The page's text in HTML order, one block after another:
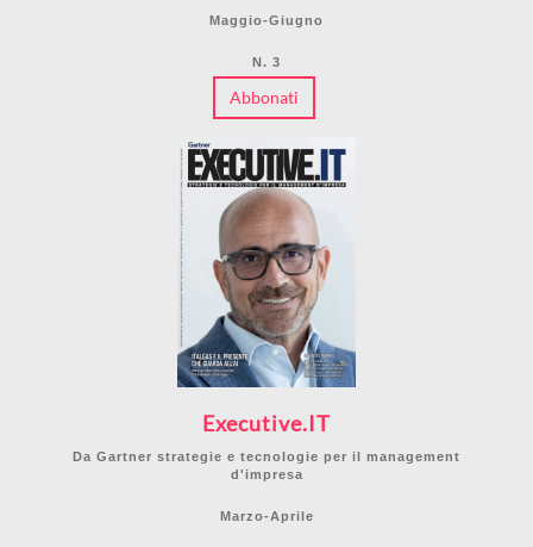
Maggio-Giugno
N. 3
Abbonati
Executive.IT
Da Gartner strategie e tecnologie per il management
d'impresa
Marzo-Aprile